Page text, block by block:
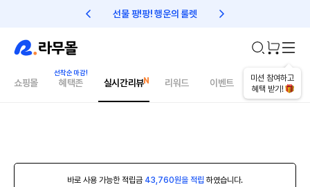
선물 팡!팡! 행운의 룰렛 친구초대 1만원 리워드!
미션 참여하고
혜택 받기!
쇼핑몰 혜택존 실시간리뷰 리워드 이벤트 건강매거진
바로 사용 가능한 적립금 43,760원을 적립 하였습니다.